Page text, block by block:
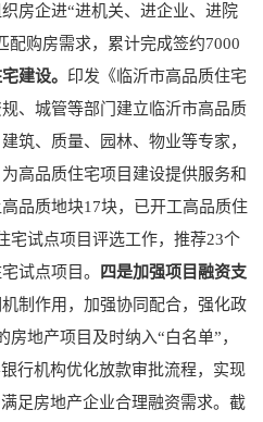
房企进“进机关、进企业、进院
配购房需求，累计完成签约7000
建设。 印发《临沂市高品质住宅
、城管等部门建立临沂市高品质
筑、质量、园林、物业等专家，
高品质住宅项目建设提供服务和
品质地块17块，已开工高品质住
宅试点项目评选工作，推荐23个
试点项目。 四是加强项目融资支
制作用，加强协同配合，强化政
房地产项目及时纳入“白名单”，
行机构优化放款审批流程，实现
足房地产企业合理融资需求。截